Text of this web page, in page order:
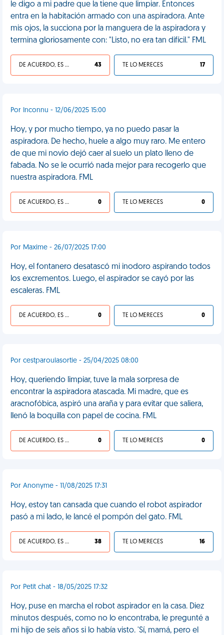
le digo a mi padre que la tiene que limpiar. Entonces
entra en la habitación armado con una aspiradora. Ante
mis ojos, la succiona por la manguera de la aspiradora y
termina gloriosamente con: "Listo, no era tan difícil." FML
DE ACUERDO, ES UNA VIDA HP 43 TE LO MERECES 17
Por Inconnu - 12/06/2025 15:00
Hoy, y por mucho tiempo, ya no puedo pasar la
aspiradora. De hecho, huele a algo muy raro. Me entero
de que mi novio dejó caer al suelo un plato lleno de
fabada. No se le ocurrió nada mejor para recogerlo que
nuestra aspiradora. FML
DE ACUERDO, ES UNA VIDA HP 0 TE LO MERECES 0
Por Maxime - 26/07/2025 17:00
Hoy, el fontanero desatascó mi inodoro aspirando todos
los excrementos. Luego, el aspirador se cayó por las
escaleras. FML
DE ACUERDO, ES UNA VIDA HP 0 TE LO MERECES 0
Por cestparoulasortie - 25/04/2025 08:00
Hoy, queriendo limpiar, tuve la mala sorpresa de
encontrar la aspiradora atascada. Mi madre, que es
aracnofóbica, aspiró una araña y para evitar que saliera,
llenó la boquilla con papel de cocina. FML
DE ACUERDO, ES UNA VIDA HP 0 TE LO MERECES 0
Por Anonyme - 11/08/2025 17:31
Hoy, estoy tan cansada que cuando el robot aspirador
pasó a mi lado, le lancé el pompón del gato. FML
DE ACUERDO, ES UNA VIDA HP 38 TE LO MERECES 16
Por Petit chat - 18/05/2025 17:32
Hoy, puse en marcha el robot aspirador en la casa. Diez
minutos después, como no lo encontraba, le pregunté a
mi hijo de seis años si lo había visto. 'Sí, mamá, pero el